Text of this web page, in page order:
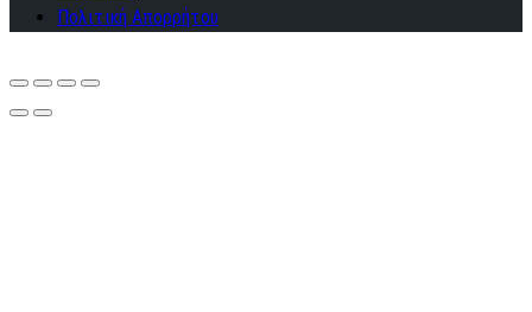
Πολιτική Απορρήτου